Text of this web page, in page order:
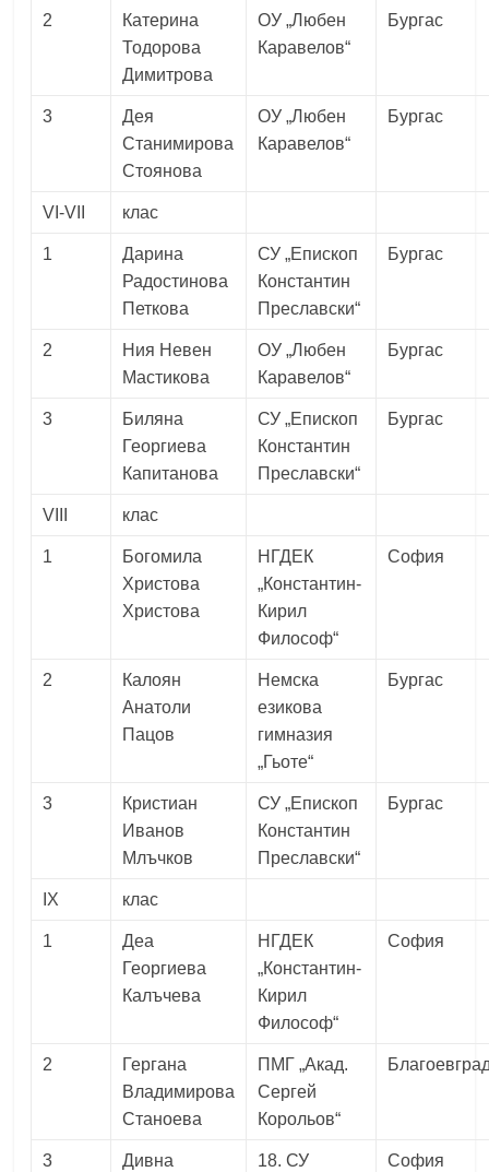
2
Катерина
Тодорова
Димитрова
ОУ „Любен
Каравелов“
Бургас
3
Дея
Станимирова
Стоянова
ОУ „Любен
Каравелов“
Бургас
VI-VII клас
1
Дарина
Радостинова
Петкова
СУ „Епископ
Константин
Преславски“
Бургас
2
Ния Невен
Мастикова
ОУ „Любен
Каравелов“
Бургас
3
Биляна
Георгиева
Капитанова
СУ „Епископ
Константин
Преславски“
Бургас
VIII клас
1
Богомила
Христова
Христова
НГДЕК
„Константин-
Кирил
Философ“
София
2
Калоян
Анатоли
Пацов
Немска
езикова
гимназия
„Гьоте“
Бургас
3
Кристиан
Иванов
Млъчков
СУ „Епископ
Константин
Преславски“
Бургас
IX клас
1
Деа
Георгиева
Калъчева
НГДЕК
„Константин-
Кирил
Философ“
София
2
Гергана
Владимирова
Станоева
ПМГ „Акад.
Сергей
Корольов“
3
Дивна
18. СУ
София